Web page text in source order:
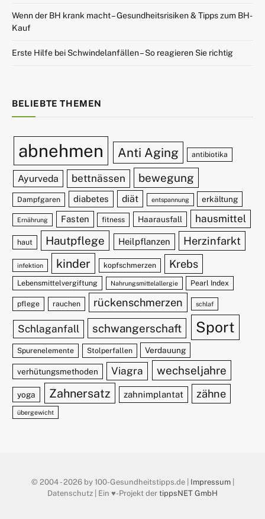
Wenn der BH krank macht – Gesundheitsrisiken & Tipps zum BH-
Kauf
Erste Hilfe bei Schwindelanfällen – So reagieren Sie richtig
BELIEBTE THEMEN
abnehmen Anti Aging antibiotika
Ayurveda bettnässen bewegung
Dampfgaren diabetes diät entspannung erkältung
Ernährung Fasten fitness Haarausfall hausmittel
haut Hautpflege Heilpflanzen Herzinfarkt
infektion kinder kopfschmerzen Krebs
Lebensmittelvergiftung Nahrungsmittelallergie Pearl Index
pflege rauchen rückenschmerzen schlaf
Schlaganfall schwangerschaft Sport
Spurenelemente Stolperfallen Verdauung
verhütungsmethoden Viagra wechseljahre
yoga Zahnersatz zahnimplantat zähne
übergewicht
© 2004 - 2026 by 100-Gesundheitstipps.de | Impressum|
Datenschutz | Ein ♥️-Projekt der tippsNET GmbH